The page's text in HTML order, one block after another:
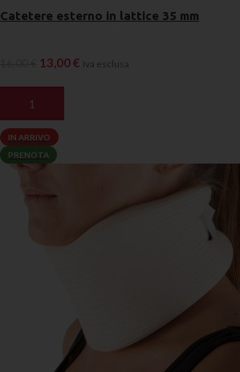
Catetere esterno in lattice 35 mm
13,00€ Iva esclusa
AGGIUNGI AL CARRELLO
IN ARRIVO
PRENOTA